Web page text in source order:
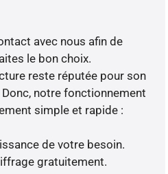
avec nous afin de
le bon choix.
reste réputée pour son
notre fonctionnement
simple et rapide :
de votre besoin.
gratuitement.